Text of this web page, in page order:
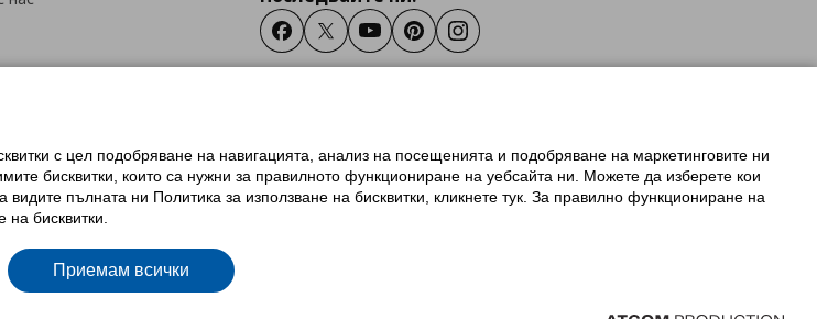
FacebookTwitterYoutubePinterestInstagram
за използване на бисквиткиУсловия за ползване на ikea.bg
данни на ikea.bg
Общи условия на програма IKEA Family
с цел подобряване на навигацията, анализ на посещенията и подобряване на маркетинговите ни
бисквитки, които са нужни за правилното функциониране на уебсайта ни. Можете да изберете кои
пълната ни Политика за използване на бисквитки, кликнете тук. За правилно функциониране на
на бисквитки.
Приемам всички